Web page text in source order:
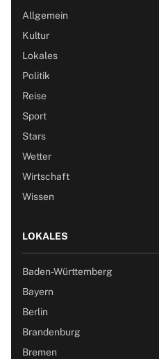
Allgemein
Kultur
Lokales
Politik
Reise
Sport
Stars
Wetter
Wirtschaft
Wissen
LOKALES
Baden-Württemberg
Bayern
Berlin
Brandenburg
Bremen